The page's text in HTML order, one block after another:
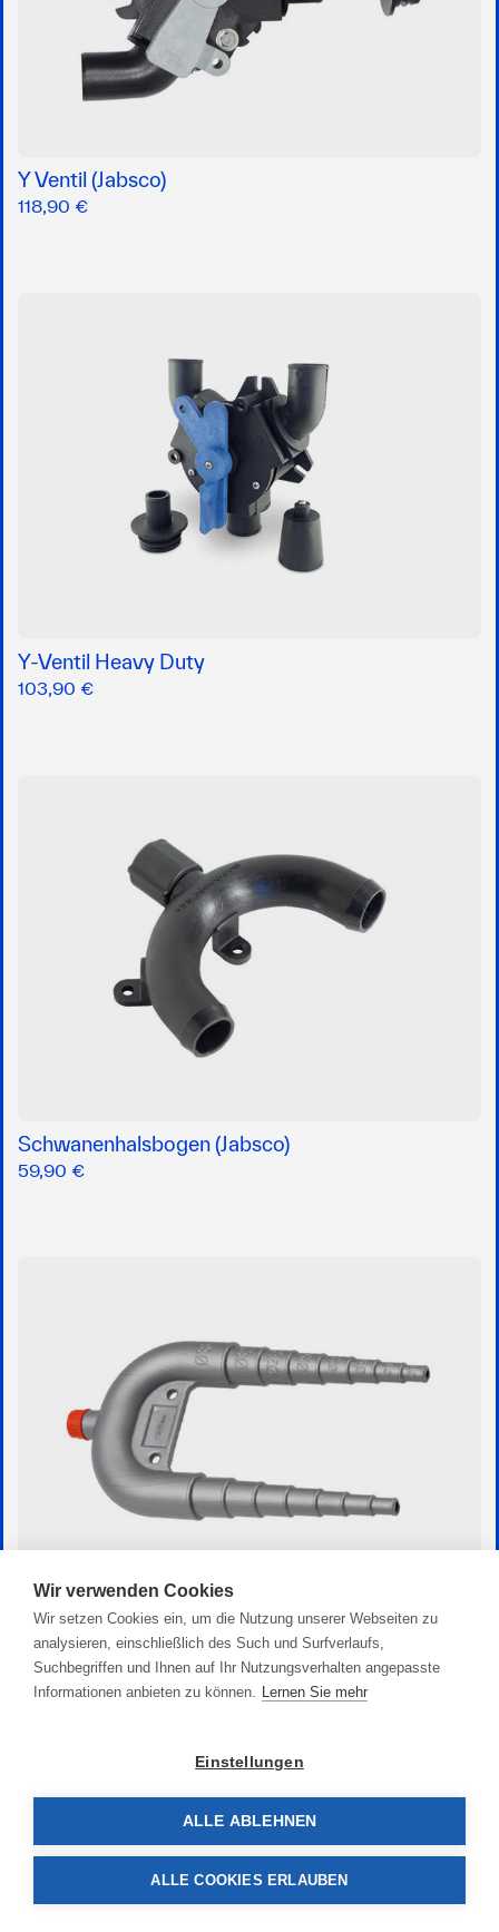
Y Ventil (Jabsco)
118,90 €
Y-Ventil Heavy Duty
103,90 €
Schwanenhalsbogen (Jabsco)
59,90 €
Schwanenhalsbogen
29,90 €
Wir verwenden Cookies
Wir setzen Cookies ein, um die Nutzung unserer Webseiten zu
analysieren, einschließlich des Such und Surfverlaufs,
Suchbegriffen und Ihnen auf Ihr Nutzungsverhalten angepasste
Informationen anbieten zu können. Lernen Sie mehr
Einstellungen
ALLE ABLEHNEN
ALLE COOKIES ERLAUBEN